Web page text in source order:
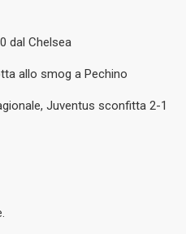
dal Chelsea
allo smog a Pechino
Juventus sconfitta 2-1